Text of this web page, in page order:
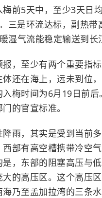
梅前5天中，至少3天
三是环流达标，副热
湿气流能稳定输送到长
，至少有两个重要指
还在海上，远未到位
梅时间为6月19日前
的官宣标准。
雨，其实是受到当前
部有高空槽携带冷空
，东部的阻塞高压与
的高压区。这个高压
乃至孟加拉湾的三条